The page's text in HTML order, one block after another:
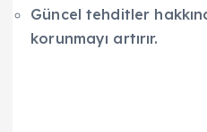
Güncel tehditler
korunmayı artırır.